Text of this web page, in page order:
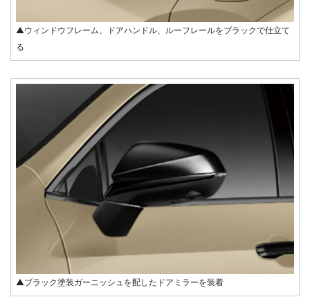
▲ウィンドウフレーム、ドアハンドル、ルーフレールをブラックで仕立て
る
▲ブラック塗装ガーニッシュを配したドアミラーを装着